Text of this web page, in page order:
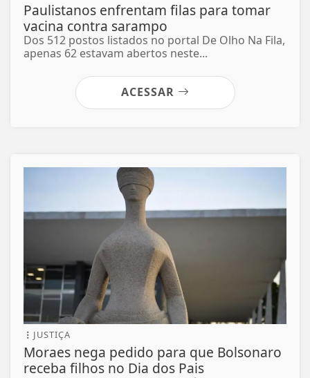
Paulistanos enfrentam filas para tomar
vacina contra sarampo
Dos 512 postos listados no portal De Olho Na Fila,
apenas 62 estavam abertos neste...
ACESSAR
JUSTIÇA
Moraes nega pedido para que Bolsonaro
receba filhos no Dia dos Pais